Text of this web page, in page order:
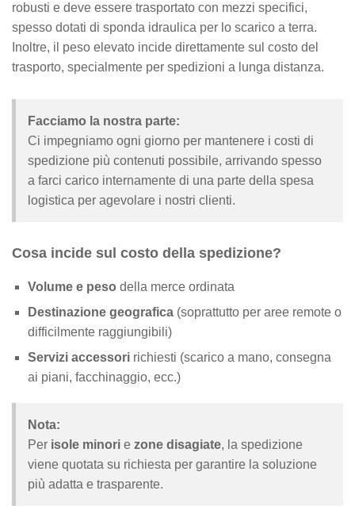
robusti e deve essere trasportato con mezzi specifici,
spesso dotati di sponda idraulica per lo scarico a terra.
Inoltre, il peso elevato incide direttamente sul costo del
trasporto, specialmente per spedizioni a lunga distanza.
Facciamo la nostra parte:
Ci impegniamo ogni giorno per mantenere i costi di
spedizione più contenuti possibile, arrivando spesso
a farci carico internamente di una parte della spesa
logistica per agevolare i nostri clienti.
Cosa incide sul costo della spedizione?
Volume e peso della merce ordinata
Destinazione geografica (soprattutto per aree remote o
difficilmente raggiungibili)
Servizi accessori richiesti (scarico a mano, consegna
ai piani, facchinaggio, ecc.)
Nota:
Per isole minori e zone disagiate, la spedizione
viene quotata su richiesta per garantire la soluzione
più adatta e trasparente.